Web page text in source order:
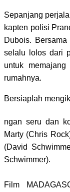
Sepanjang
kapten polisi
Dubois.
selalu lolos dari
untuk
rumahnya.
Bersiaplah
ngan seru dan
Marty (Chris
(David
Schwimmer).
Film